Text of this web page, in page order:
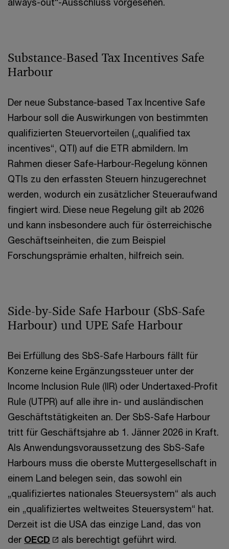
Substance-Based Tax Incentives Safe
Harbour
Der neue Substance-based Tax Incentive Safe
Harbour soll die Auswirkungen von bestimmten
qualifizierten Steuervorteilen („qualified tax
incentives“, QTI) auf die ETR abmildern. Im
Rahmen dieser Safe-Harbour-Regelung können
QTIs zu den erfassten Steuern hinzugerechnet
werden, wodurch ein zusätzlicher Steueraufwand
fingiert wird. Diese neue Regelung gilt ab 2026
und kann insbesondere auch für österreichische
Geschäftseinheiten, die zum Beispiel
Forschungsprämie erhalten, hilfreich sein.
Side-by-Side Safe Harbour (SbS-Safe
Harbour) und UPE Safe Harbour
Bei Erfüllung des SbS-Safe Harbours fällt für
Konzerne keine Ergänzungssteuer unter der
Income Inclusion Rule (IIR) oder Undertaxed-Profit
Rule (UTPR) auf alle ihre in- und ausländischen
Geschäftstätigkeiten an. Der SbS-Safe Harbour
tritt für Geschäftsjahre ab 1. Jänner 2026 in Kraft.
Als Anwendungsvoraussetzung des SbS-Safe
Harbours muss die oberste Muttergesellschaft in
einem Land belegen sein, das sowohl ein
„qualifiziertes nationales Steuersystem“ als auch
ein „qualifiziertes weltweites Steuersystem“ hat.
Derzeit ist die USA das einzige Land, das von
der OECD als berechtigt geführt wird.